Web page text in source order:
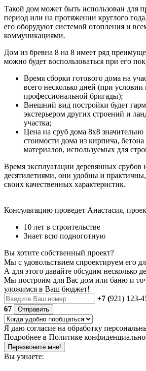
Такой дом может быть использован для
период или на протяжении круглого
его оборудуют системой отопления и
коммуникациями.
Дом из бревна 8 на 8 имеет ряд
можно будет воспользоваться при его
Время сборки готового дома на
всего несколько дней (при
профессиональной бригады);
Внешний вид постройки будет
экстерьером других строений и
участка;
Цена на сруб дома 8х8
стоимости дома из кирпича,
материалов, используемых для
Время эксплуатации деревянных срубов
десятилетиями, они удобны и
своих качественных характеристик.
Консультацию проведет Анастасия,
10 лет в строительстве
Знает всю подноготную
Вы хотите собственный проект?
Мы с удовольствием спроектируем его
А для этого давайте обсудим несколько
Мы построим для Вас дом или баню и
уложимся в Ваш бюджет!
+7 (921) 123-
67
Отправить
Я даю согласие на обработку
Подробнее в Политике
Перезвоните мне!
Вы узнаете: